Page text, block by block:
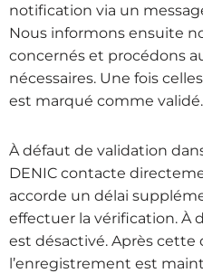
notification via un
Nous informons ensuite
concernés et procédons
nécessaires. Une fois
est marqué comme validé.
À défaut de validation
DENIC contacte
accorde un délai
effectuer la vérification. À
est désactivé. Après cette
l’enregistrement est